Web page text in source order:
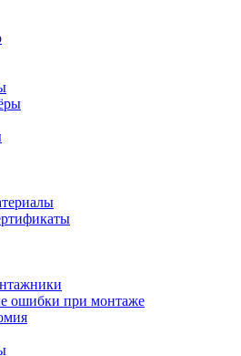
ошибки при монтаже